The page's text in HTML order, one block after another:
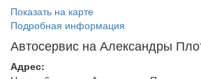
Показать на карте
Подробная информация
Автосервис на Александры
Адрес: